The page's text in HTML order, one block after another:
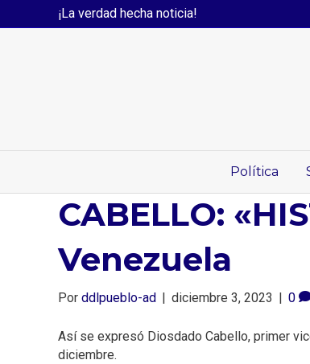
¡La verdad hecha noticia!
Política
CABELLO:
Venezuela
Por ddlpueblo-ad diciembre 3, 2023 0
Así se expresó Diosdado Cabello, primer
diciembre.